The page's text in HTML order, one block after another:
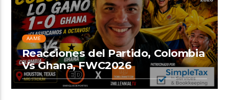
AAME
Reacciones del Partido, Colombia
Vs Ghana, FWC2026